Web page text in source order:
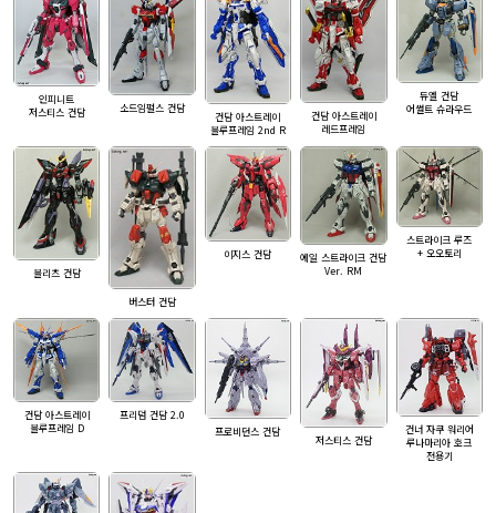
인피니트
저스티스 건담
소드임펄스 건담
건담 아스트레이
블루프레임 2nd R
건담 아스트레이
레드프레임
듀엘 건담
어썰트 슈라우드
블리츠 건담
버스터 건담
이지스 건담
에일 스트라이크 건담
Ver. RM
스트라이크 루즈
+ 오오토리
건담 아스트레이
블루프레임 D
프리덤 건담 2.0
프로비던스 건담
저스티스 건담
건너 자쿠 워리어
루나마리아 호크
전용기